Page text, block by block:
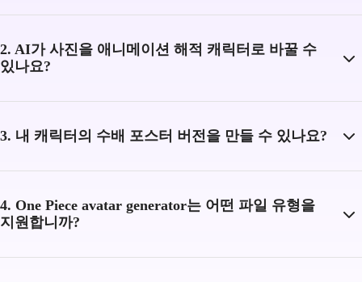
2. AI가 사진을 애니메이션 해적 캐릭터로 바꿀 수
있나요?
3. 내 캐릭터의 수배 포스터 버전을 만들 수 있나요?
4. One Piece avatar generator는 어떤 파일 유형을
지원합니까?